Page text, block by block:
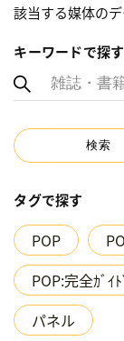
該当する媒体の
キーワードで探す
タグで探す
POP
POP:完全ｶﾞｲﾄ
パネル